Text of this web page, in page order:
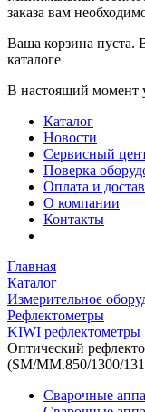
заказа вам
Ваша корзина пуста.
каталоге
В настоящий момент
Каталог
Новости
Сервисный
Поверка
Оплата и
О компании
Контакты
Главная
Каталог
Измерительное
Рефлектометры
KIWI рефлектометры
Оптический
(SM/MM.850/1300/
Сварочные